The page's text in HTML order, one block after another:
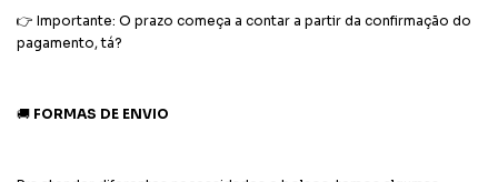
👉 Importante: O prazo começa a contar a partir da confirmação do
pagamento, tá?
🚚 FORMAS DE ENVIO